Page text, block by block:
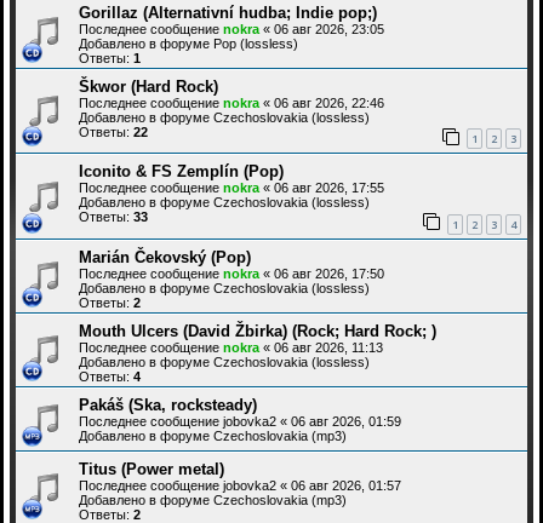
Gorillaz (Alternativní hudba; Indie pop;)
Последнее сообщение nokra « 06 авг 2026, 23:05
Добавлено в форуме Pop (lossless)
Ответы: 1
Škwor (Hard Rock)
Последнее сообщение nokra « 06 авг 2026, 22:46
Добавлено в форуме Czechoslovakia (lossless)
Ответы: 22 1 2 3
Iconito & FS Zemplín (Pop)
Последнее сообщение nokra « 06 авг 2026, 17:55
Добавлено в форуме Czechoslovakia (lossless)
Ответы: 33 1 2 3 4
Marián Čekovský (Pop)
Последнее сообщение nokra « 06 авг 2026, 17:50
Добавлено в форуме Czechoslovakia (lossless)
Ответы: 2
Mouth Ulcers (David Žbirka) (Rock; Hard Rock; )
Последнее сообщение nokra « 06 авг 2026, 11:13
Добавлено в форуме Czechoslovakia (lossless)
Ответы: 4
Pakáš (Ska, rocksteady)
Последнее сообщение jobovka2 « 06 авг 2026, 01:59
Добавлено в форуме Czechoslovakia (mp3)
Titus (Power metal)
Последнее сообщение jobovka2 « 06 авг 2026, 01:57
Добавлено в форуме Czechoslovakia (mp3)
Ответы: 2